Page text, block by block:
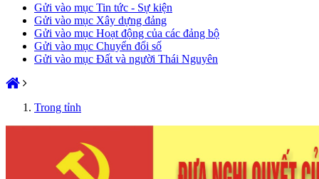
Gửi vào mục Tin tức - Sự kiện
Gửi vào mục Xây dựng đảng
Gửi vào mục Hoạt động của các đảng bộ
Gửi vào mục Chuyển đổi số
Gửi vào mục Đất và người Thái Nguyên
Trong tỉnh